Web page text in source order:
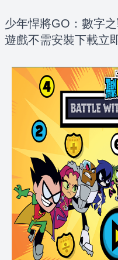
少年悍將GO：數字
遊戲不需安裝下載立